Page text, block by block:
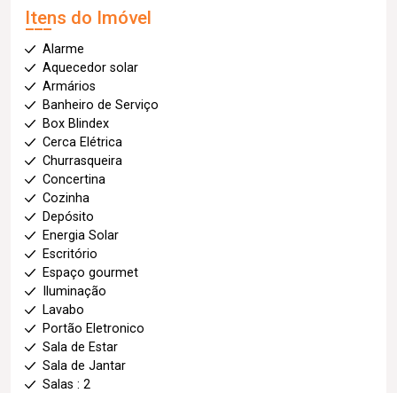
Itens do Imóvel
Alarme
Aquecedor solar
Armários
Banheiro de Serviço
Box Blindex
Cerca Elétrica
Churrasqueira
Concertina
Cozinha
Depósito
Energia Solar
Escritório
Espaço gourmet
Iluminação
Lavabo
Portão Eletronico
Sala de Estar
Sala de Jantar
Salas : 2